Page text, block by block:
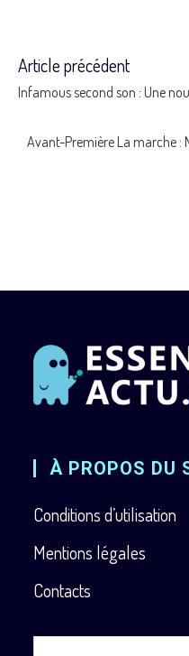
Read
articles
Article précédent
Infamous second son : Une
Avant-Première La marche :
À PROPOS DU
Conditions d’utilisation
Mentions légales
Contacts